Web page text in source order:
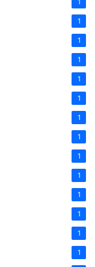
1
1
1
1
1
1
1
1
1
1
1
1
1
1